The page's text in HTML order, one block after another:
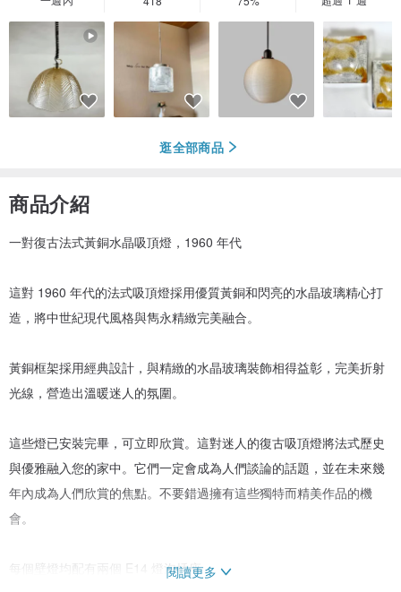
逛全部商品
商品介紹
一對復古法式黃銅水晶吸頂燈，1960 年代
這對 1960 年代的法式吸頂燈採用優質黃銅和閃亮的水晶玻璃精心打
造，將中世紀現代風格與雋永精緻完美融合。
黃銅框架採用經典設計，與精緻的水晶玻璃裝飾相得益彰，完美折射
光線，營造出溫暖迷人的氛圍。
這些燈已安裝完畢，可立即欣賞。這對迷人的復古吸頂燈將法式歷史
與優雅融入您的家中。它們一定會成為人們談論的話題，並在未來幾
年內成為人們欣賞的焦點。不要錯過擁有這些獨特而精美作品的機
會。
每個壁燈均配有兩個 E14 燈泡插座。
閱讀更多